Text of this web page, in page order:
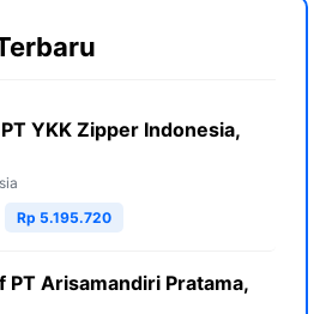
YKK Zipper Indonesia,
Rp 5.195.720
PT Arisamandiri Pratama,